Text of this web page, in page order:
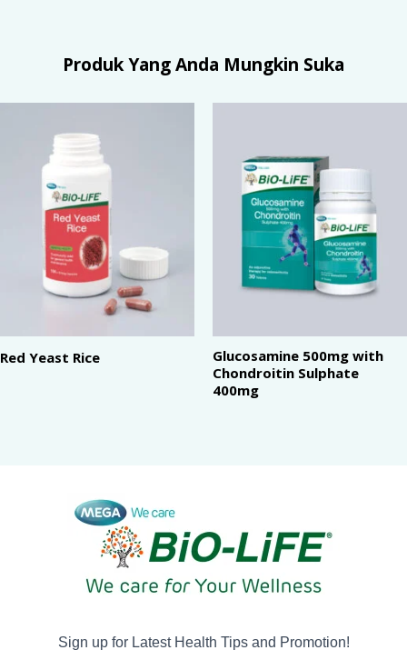
Produk Yang Anda Mungkin Suka
Red Yeast Rice
Glucosamine 500mg with
Chondroitin Sulphate
400mg
Sign up for Latest Health Tips and Promotion!